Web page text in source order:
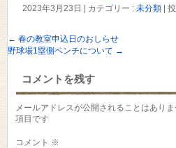
2023年3月23日 | カテゴリー : 未分類 |
← 春の教室申込日のおしらせ
野球場1塁側ベンチについて →
コメントを残す
メールアドレスが公開されることはありま
項目です
コメント ※